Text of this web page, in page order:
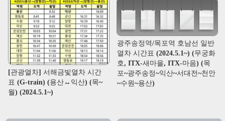
[관광열차] 서해금빛열차 시간
표 (G-train) (용산↔익산) (목~
월) (2024.5.1~)
광주송정역/목포역 호남선 일반
열차 시간표 (2024.5.1~) (무궁화
호, ITX-새마을, ITX-마음) (목
포~광주송정~익산~서대전~천안
~수원~용산)